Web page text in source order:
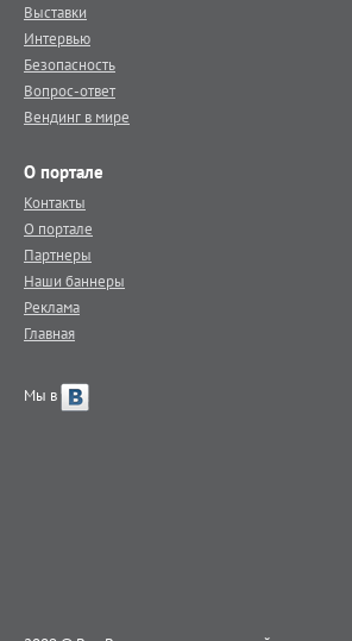
Выставки
Интервью
Безопасность
Вопрос-ответ
Вендинг в мире
О портале
Контакты
О портале
Партнеры
Наши баннеры
Реклама
Главная
Мы в